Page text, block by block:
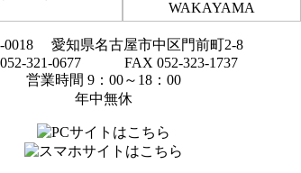
0018 愛知県名古屋市中区門前町2-8
052-321-0677 FAX 052-323-1737
営業時間 9：00～18：00
年中無休